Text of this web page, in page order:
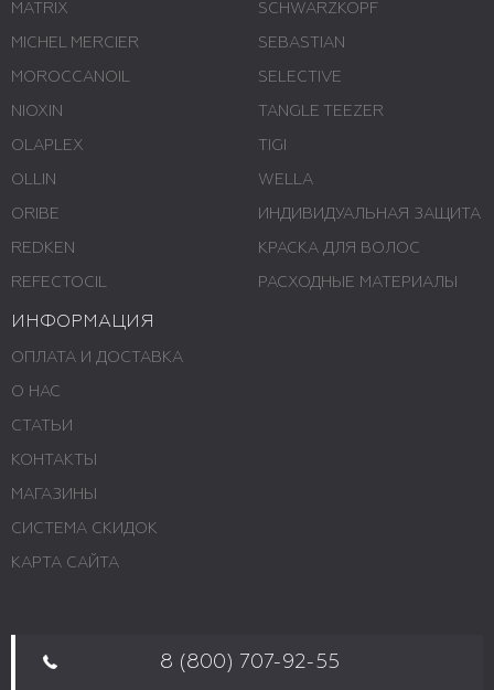
MATRIX
MICHEL MERCIER
MOROCCANOIL
NIOXIN
OLAPLEX
OLLIN
ORIBE
REDKEN
REFECTOCIL
SCHWARZKOPF
SEBASTIAN
SELECTIVE
TANGLE TEEZER
TIGI
WELLA
ИНДИВИДУАЛЬНАЯ ЗАЩИТА
КРАСКА ДЛЯ ВОЛОС
РАСХОДНЫЕ МАТЕРИАЛЫ
ИНФОРМАЦИЯ
ОПЛАТА И ДОСТАВКА
О НАС
СТАТЬИ
КОНТАКТЫ
МАГАЗИНЫ
СИСТЕМА СКИДОК
КАРТА САЙТА
8 (800) 707-92-55